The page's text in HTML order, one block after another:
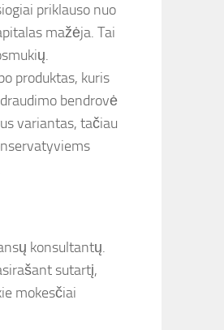
priklauso nuo
mažėja. Tai
produktas, kuris
bendrovė
variantas, tačiau
konsultantų.
sutartį,
mokesčiai